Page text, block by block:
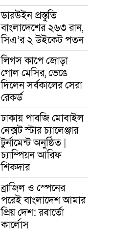
ডারউইন প্রস্তুতি
বাংলাদেশের ২৬৩ রান,
সিএ’র ২ উইকেট পতন
লিগস কাপে জোড়া
গোল মেসির, ভেঙে
দিলেন সর্বকালের সেরা
রেকর্ড
ঢাকায় পাবজি মোবাইল
নেক্সট স্টার চ্যালেঞ্জার
টুর্নামেন্ট অনুষ্ঠিত |
চ্যাম্পিয়ন আরিফ
শিকদার
ব্রাজিল ও স্পেনের
পরেই বাংলাদেশ আমার
প্রিয় দেশ: রবার্তো
কার্লোস